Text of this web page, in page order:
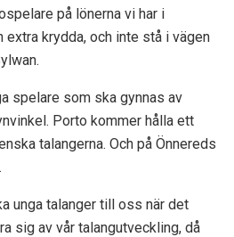
på lönerna vi har i
extra krydda, och inte stå i vägen
spelare som ska gynnas av
Porto kommer hålla ett
talangerna. Och på Önnereds
unga talanger till oss när det
sig av vår talangutveckling, då